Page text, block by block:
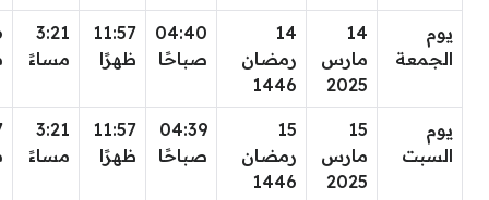
يوم
الجمعة
14
مارس
2025
14
رمضان
1446
04:40
صباحًا
11:57
ظهرًا
3:21
مساءً
يوم
السبت
15
مارس
2025
15
رمضان
1446
04:39
صباحًا
11:57
ظهرًا
3:21
مساءً